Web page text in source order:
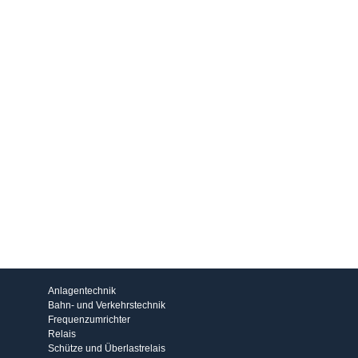
Anlagentechnik
Bahn- und Verkehrstechnik
Frequenzumrichter
Relais
Schütze und Überlastrelais